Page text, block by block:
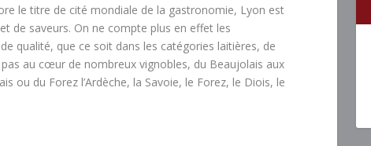
le titre de cité mondiale de la gastronomie, Lyon est
de saveurs. On ne compte plus en effet les
qualité, que ce soit dans les catégories laitières, de
au cœur de nombreux vignobles, du Beaujolais aux
ou du Forez l’Ardèche, la Savoie, le Forez, le Diois, le